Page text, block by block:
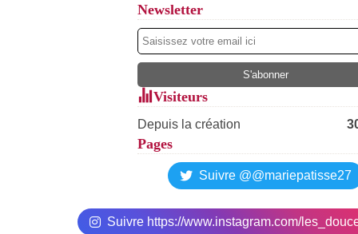
Newsletter
Visiteurs
Depuis la création
Pages
Suivre @@mariepatisse27
Suivre https://www.instagram.com/